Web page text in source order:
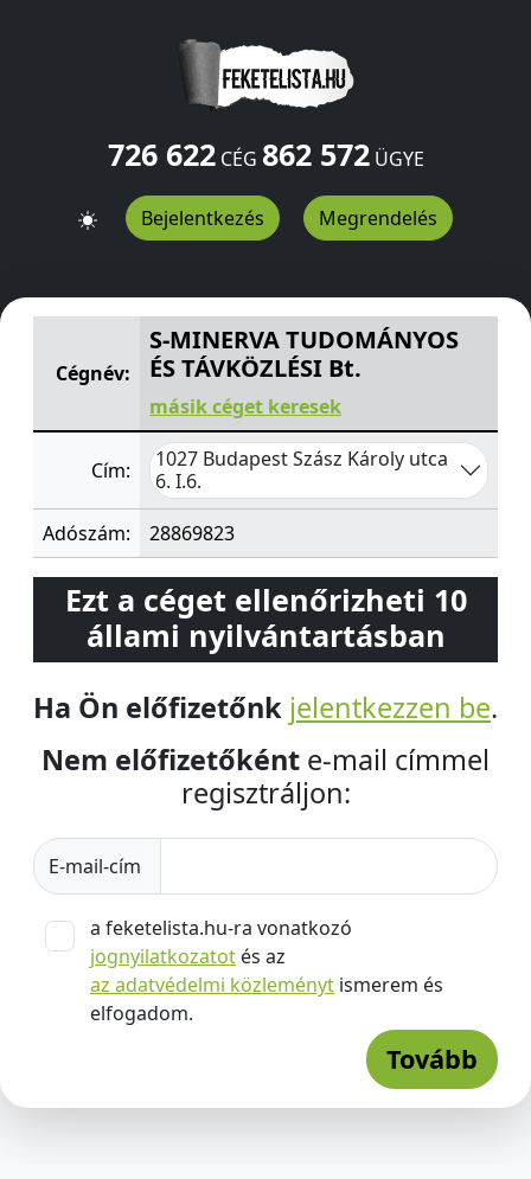
726 622CÉG 862 572ÜGYE
Bejelentkezés Megrendelés
S-MINERVA TUDOMÁNYOS ÉS TÁVKÖZLÉSI Bt.Szász
Cégnév:
S-MINERVA TUDOMÁNYOS
ÉS TÁVKÖZLÉSI Bt.
másik céget keresek
Cím:
1027 Budapest Szász Károly utca
6. I.6.
Adószám:
28869823
Ezt a céget ellenőrizheti 10
állami nyilvántartásban
Ha Ön előfizetőnk jelentkezzen be.
Nem előfizetőként e-mail címmel
regisztráljon:
E-mail-cím
a feketelista.hu-ra vonatkozó
jognyilatkozatot és az
az adatvédelmi közleményt ismerem és
elfogadom.
Tovább